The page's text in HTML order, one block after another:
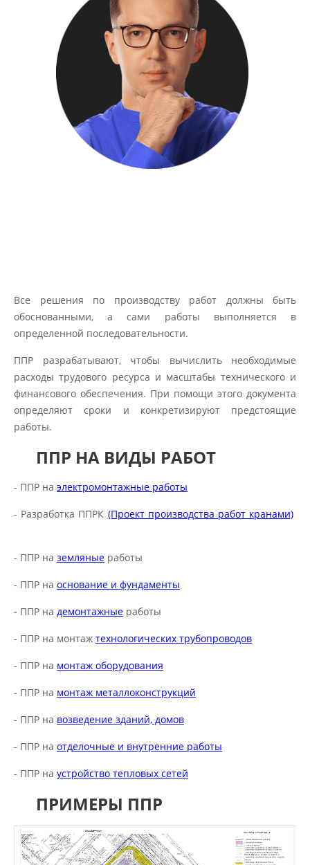
Все решения по производству работ должны быть
обоснованными, а сами работы выполняется в
определенной последовательности.
ППР разрабатывают, чтобы вычислить необходимые
расходы трудового ресурса и масштабы технического и
финансового обеспечения. При помощи этого документа
определяют сроки и конкретизируют предстоящие
работы.
ППР НА ВИДЫ РАБОТ
- ППР на электромонтажные работы
- Разработка ППРК (Проект производства работ кранами)
- ППР на земляные работы
- ППР на основание и фундаменты
- ППР на демонтажные работы
- ППР на монтаж технологических трубопроводов
- ППР на монтаж оборудования
- ППР на монтаж металлоконструкций
- ППР на возведение зданий, домов
- ППР на отделочные и внутренние работы
- ППР на устройство тепловых сетей
ПРИМЕРЫ ППР